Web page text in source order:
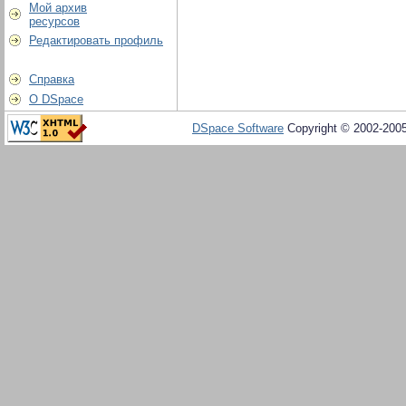
Мой архив
ресурсов
Редактировать профиль
Справка
О DSpace
DSpace Software Copyright © 2002-